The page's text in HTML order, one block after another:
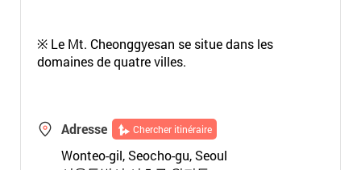
※ Le Mt. Cheonggyesan se situe dans les
domaines de quatre villes.
Adresse Chercher itinéraire
Wonteo-gil, Seocho-gu, Seoul